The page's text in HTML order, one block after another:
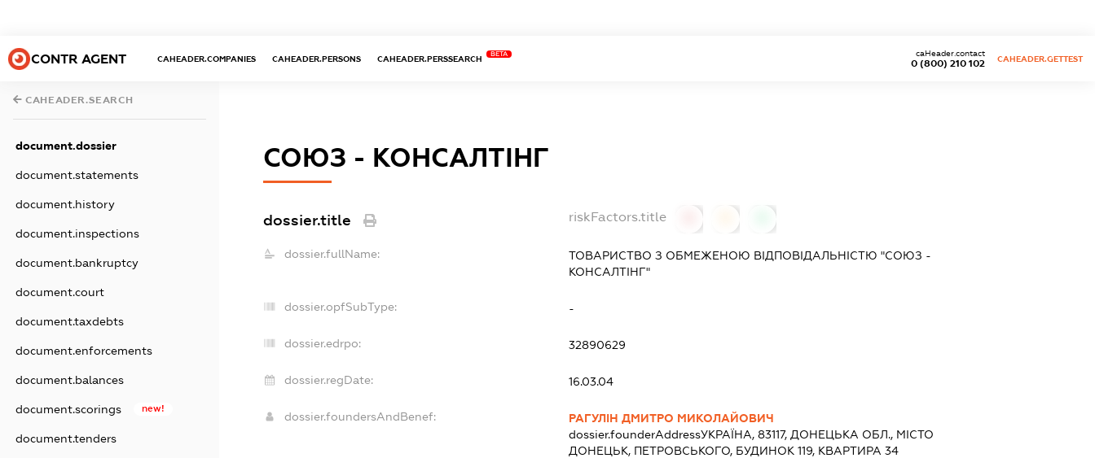
CONTR AGENT CAHEADER.COMPANIES CAHEADER.PERSONS CAHEADER.PERSSEARCH
BETA
0 (800) 210 102
caHeader.contact
CAHEADER.GETTEST
CAHEADER.SEARCH
document.dossier
document.statements
document.history
document.inspections
document.bankruptcy
document.court
document.taxdebts
document.enforcements
document.balances
document.scorings new!
document.tenders
СОЮЗ - КОНСАЛТІНГ
dossier.title riskFactors.title
dossier.fullName:
ТОВАРИСТВО З ОБМЕЖЕНОЮ ВІДПОВІДАЛЬНІСТЮ "СОЮЗ -
КОНСАЛТІНГ"
dossier.opfSubType: -
dossier.edrpo: 32890629
dossier.regDate: 16.03.04
dossier.foundersAndBenef:
РАГУЛІН ДМИТРО МИКОЛАЙОВИЧ
dossier.founderAddressУКРАЇНА, 83117, ДОНЕЦЬКА ОБЛ., МІСТО
ДОНЕЦЬК, ПЕТРОВСЬКОГО, БУДИНОК 119, КВАРТИРА 34